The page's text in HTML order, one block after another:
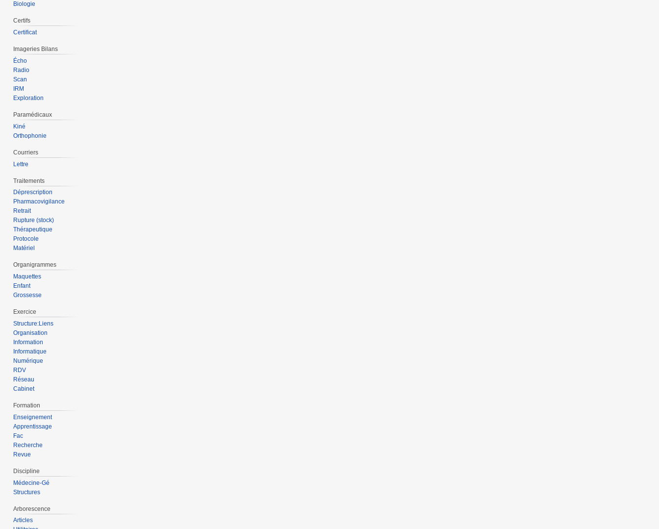
Biologie
Certifs
Certificat
Imageries Bilans
Écho
Radio
Scan
IRM
Exploration
Paramédicaux
Kiné
Orthophonie
Courriers
Lettre
Traitements
Déprescription
Pharmacovigilance
Retrait
Rupture (stock)
Thérapeutique
Protocole
Matériel
Organigrammes
Maquettes
Enfant
Grossesse
Exercice
Structure:Liens
Organisation
Information
Informatique
Numérique
RDV
Réseau
Cabinet
Formation
Enseignement
Apprentissage
Fac
Recherche
Revue
Discipline
Médecine-Gé
Structures
Arborescence
Articles